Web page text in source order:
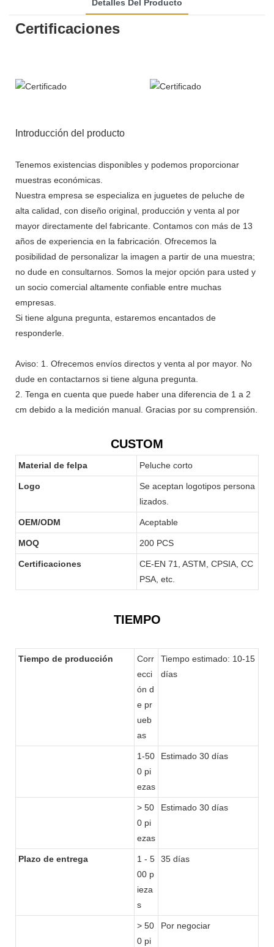
Detalles Del Producto
Certificaciones
Introducción del producto
Tenemos existencias disponibles y podemos proporcionar
muestras económicas.
Nuestra empresa se especializa en juguetes de peluche de
alta calidad, con diseño original, producción y venta al por
mayor directamente del fabricante. Contamos con más de 13
años de experiencia en la fabricación. Ofrecemos la
posibilidad de personalizar la imagen a partir de una muestra;
no dude en consultarnos. Somos la mejor opción para usted y
un socio comercial altamente confiable entre muchas
empresas.
Si tiene alguna pregunta, estaremos encantados de
responderle.
Aviso: 1. Ofrecemos envíos directos y venta al por mayor. No
dude en contactarnos si tiene alguna pregunta.
2. Tenga en cuenta que puede haber una diferencia de 1 a 2
cm debido a la medición manual. Gracias por su comprensión.
CUSTOM
Material de felpa Peluche corto
Logo
Se aceptan logotipos persona
lizados.
OEM/ODM Aceptable
MOQ 200 PCS
Certificaciones
CE-EN 71, ASTM, CPSIA, CC
PSA, etc.
TIEMPO
Tiempo de producción
Corr
ecci
ón d
e pr
ueb
as
Tiempo estimado: 10-15
días
1-50
0 pi
ezas
Estimado 30 días
> 50
0 pi
ezas
Estimado 30 días
Plazo de entrega
1 - 5
00 p
ieza
s
35 días
> 50
0 pi
Por negociar